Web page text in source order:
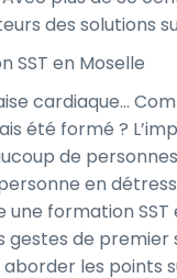
des solutions
SST en Moselle
cardiaque…
été formé ?
de
en
une formation
de premier
les points